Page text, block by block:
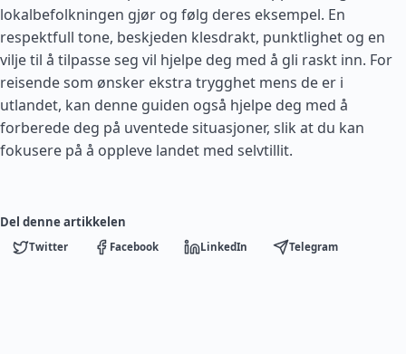
lokalbefolkningen gjør og følg deres eksempel. En
respektfull tone, beskjeden klesdrakt, punktlighet og en
vilje til å tilpasse seg vil hjelpe deg med å gli raskt inn. For
reisende som ønsker ekstra trygghet mens de er i
utlandet, kan denne guiden også hjelpe deg med å
forberede deg på uventede situasjoner, slik at du kan
fokusere på å oppleve landet med selvtillit.
Del denne artikkelen
Twitter Facebook LinkedIn Telegram